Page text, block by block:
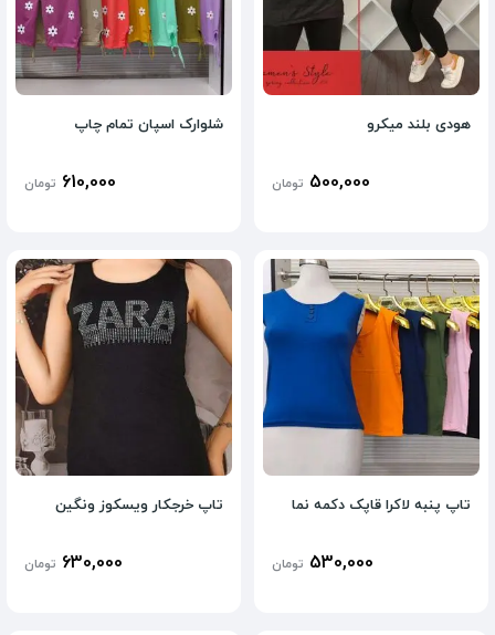
هودی بلند میکرو
500,000 تومان
شلوارک اسپان تمام چاپ
610,000 تومان
تاپ پنبه لاکرا قاپک دکمه نما
530,000 تومان
تاپ خرجکار ویسکوز ونگین
630,000 تومان